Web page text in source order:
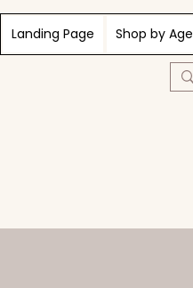
Landing Page Shop by Age